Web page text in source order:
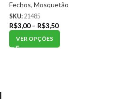
Fechos, Mosquetão
SKU: 21485
R$3,00 – R$3,50
VER OPÇÕES